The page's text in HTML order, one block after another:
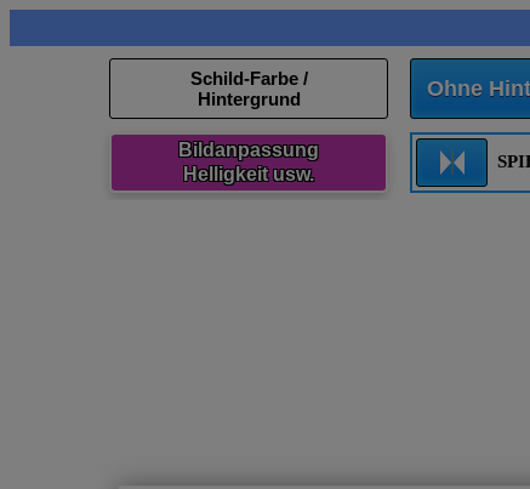
Schild-Farbe /
Hintergrund
Ohne
Bildanpassung
Helligkeit usw.